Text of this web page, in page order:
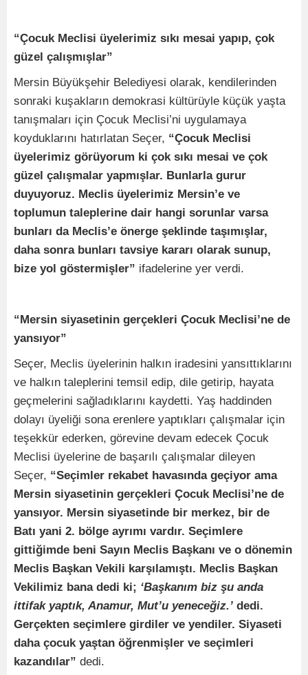
“Çocuk Meclisi üyelerimiz sıkı mesai yapıp, çok
güzel çalışmışlar”
Mersin Büyükşehir Belediyesi olarak, kendilerinden
sonraki kuşakların demokrasi kültürüyle küçük yaşta
tanışmaları için Çocuk Meclisi’ni uygulamaya
koyduklarını hatırlatan Seçer, “Çocuk Meclisi
üyelerimiz görüyorum ki çok sıkı mesai ve çok
güzel çalışmalar yapmışlar. Bunlarla gurur
duyuyoruz. Meclis üyelerimiz Mersin’e ve
toplumun taleplerine dair hangi sorunlar varsa
bunları da Meclis’e önerge şeklinde taşımışlar,
daha sonra bunları tavsiye kararı olarak sunup,
bize yol göstermişler” ifadelerine yer verdi.
“Mersin siyasetinin gerçekleri Çocuk Meclisi’ne de
yansıyor”
Seçer, Meclis üyelerinin halkın iradesini yansıttıklarını
ve halkın taleplerini temsil edip, dile getirip, hayata
geçmelerini sağladıklarını kaydetti. Yaş haddinden
dolayı üyeliği sona erenlere yaptıkları çalışmalar için
teşekkür ederken, görevine devam edecek Çocuk
Meclisi üyelerine de başarılı çalışmalar dileyen
Seçer, “Seçimler rekabet havasında geçiyor ama
Mersin siyasetinin gerçekleri Çocuk Meclisi’ne de
yansıyor. Mersin siyasetinde bir merkez, bir de
Batı yani 2. bölge ayrımı vardır. Seçimlere
gittiğimde beni Sayın Meclis Başkanı ve o dönemin
Meclis Başkan Vekili karşılamıştı. Meclis Başkan
Vekilimiz bana dedi ki; ‘Başkanım biz şu anda
ittifak yaptık, Anamur, Mut’u yeneceğiz.’ dedi.
Gerçekten seçimlere girdiler ve yendiler. Siyaseti
daha çocuk yaştan öğrenmişler ve seçimleri
kazandılar” dedi.